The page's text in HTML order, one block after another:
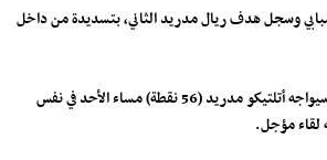
عاد كيليان مبابي وسجل هدف ريال مدريد الثاني، بتسديدة من داخل
يذكر أن برشلونة (57 نقطة) سيواجه أتلتيكو مدريد (56 نقطة) مساء الأحد في نفس
لقاء مؤجل.